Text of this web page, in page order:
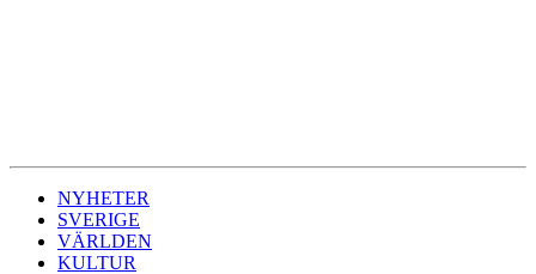
NYHETER
SVERIGE
VÄRLDEN
KULTUR